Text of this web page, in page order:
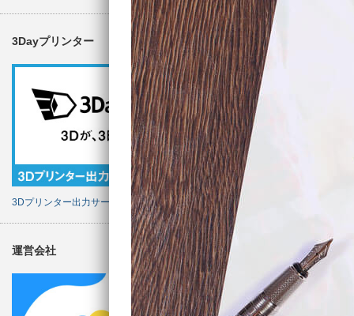
3Dayプリンター
3Dプリンター出力サービス
運営会社